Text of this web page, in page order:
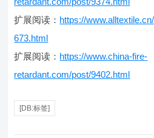
扩展阅读： https://
673.html
扩展阅读： https://www.china-fire-
retardant.com/post/9402.html
[DB:标签]